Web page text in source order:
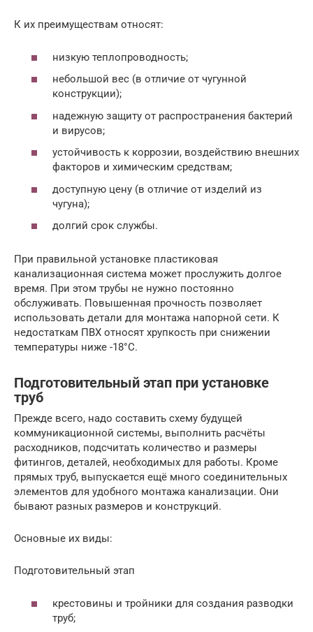
К их преимуществам относят:
низкую теплопроводность;
небольшой вес (в отличие от чугунной
конструкции);
надежную защиту от распространения бактерий
и вирусов;
устойчивость к коррозии, воздействию внешних
факторов и химическим средствам;
доступную цену (в отличие от изделий из
чугуна);
долгий срок службы.
При правильной установке пластиковая
канализационная система может прослужить долгое
время. При этом трубы не нужно постоянно
обслуживать. Повышенная прочность позволяет
использовать детали для монтажа напорной сети. К
недостаткам ПВХ относят хрупкость при снижении
температуры ниже -18°С.
Подготовительный этап при установке
труб
Прежде всего, надо составить схему будущей
коммуникационной системы, выполнить расчёты
расходников, подсчитать количество и размеры
фитингов, деталей, необходимых для работы. Кроме
прямых труб, выпускается ещё много соединительных
элементов для удобного монтажа канализации. Они
бывают разных размеров и конструкций.
Основные их виды:
Подготовительный этап
крестовины и тройники для создания разводки
труб;